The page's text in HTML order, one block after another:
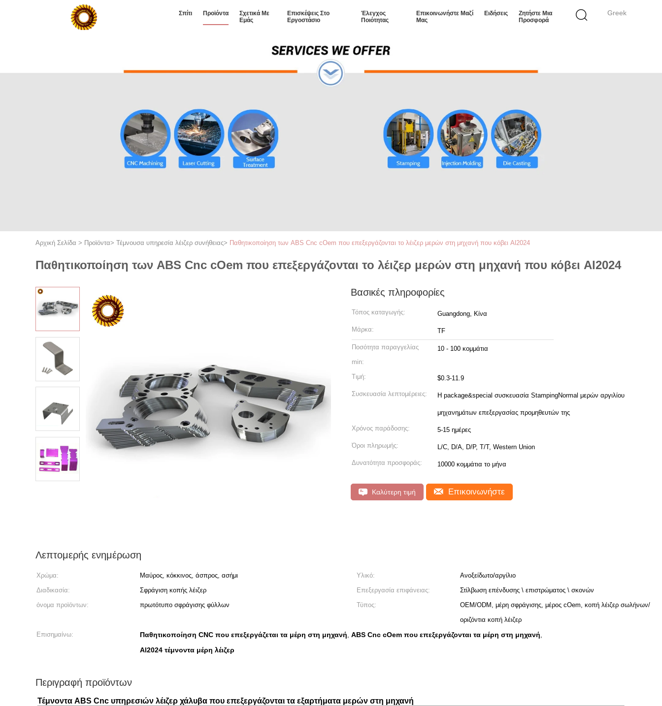
Greek
Σπίτι Προϊόντα
Σχετικά Με
Εμάς
Επισκέψεις Στο
Εργοστάσιο
Έλεγχος
Ποιότητας
Επικοινωνήστε Μαζί
Μας
Ειδήσεις
Ζητήστε Μια
Προσφορά
Αρχική Σελίδα > Προϊόντα> Τέμνουσα υπηρεσία λέιζερ συνήθειας> Παθητικοποίηση των ABS Cnc cOem που επεξεργάζονται το λέιζερ μερών στη μηχανή που κόβει Al2024
Παθητικοποίηση των ABS Cnc cOem που επεξεργάζονται το λέιζερ μερών στη μηχανή που κόβει Al2024
Βασικές πληροφορίες
Τόπος καταγωγής: Guangdong, Κίνα
Μάρκα: TF
Ποσότητα παραγγελίας
min:
10 - 100 κομμάτια
Τιμή: $0.3-11.9
Συσκευασία λεπτομέρειες: Η package&special συσκευασία StampingNormal μερών αργιλίου
μηχανημάτων επεξεργασίας προμηθευτών της
Χρόνος παράδοσης: 5-15 ημέρες
Όροι πληρωμής: L/C, D/A, D/P, T/T, Western Union
Δυνατότητα προσφοράς: 10000 κομμάτια το μήνα
Καλύτερη τιμή Επικοινωνήστε
Λεπτομερής ενημέρωση
Χρώμα: Μαύρος, κόκκινος, άσπρος, ασήμι Υλικό:
Ανοξείδωτο/αργίλιο
Διαδικασία:
Σφράγιση κοπής λέιζερ Επεξεργασία επιφάνειας:
Στίλβωση επένδυσης \ επιστρώματος \ σκονών
όνομα προϊόντων:
πρωτότυπο σφράγισης φύλλων Τύπος:
OEM/ODM, μέρη σφράγισης, μέρος cOem, κοπή λέιζερ σωλήνων/
οριζόντια κοπή λέιζερ
Επισημαίνω:
Παθητικοποίηση CNC που επεξεργάζεται τα μέρη στη μηχανή, ABS Cnc cOem που επεξεργάζονται τα μέρη στη μηχανή,
Al2024 τέμνοντα μέρη λέιζερ
Περιγραφή προϊόντων
Τέμνοντα ABS Cnc υπηρεσιών λέιζερ χάλυβα που επεξεργάζονται τα εξαρτήματα μερών στη μηχανή